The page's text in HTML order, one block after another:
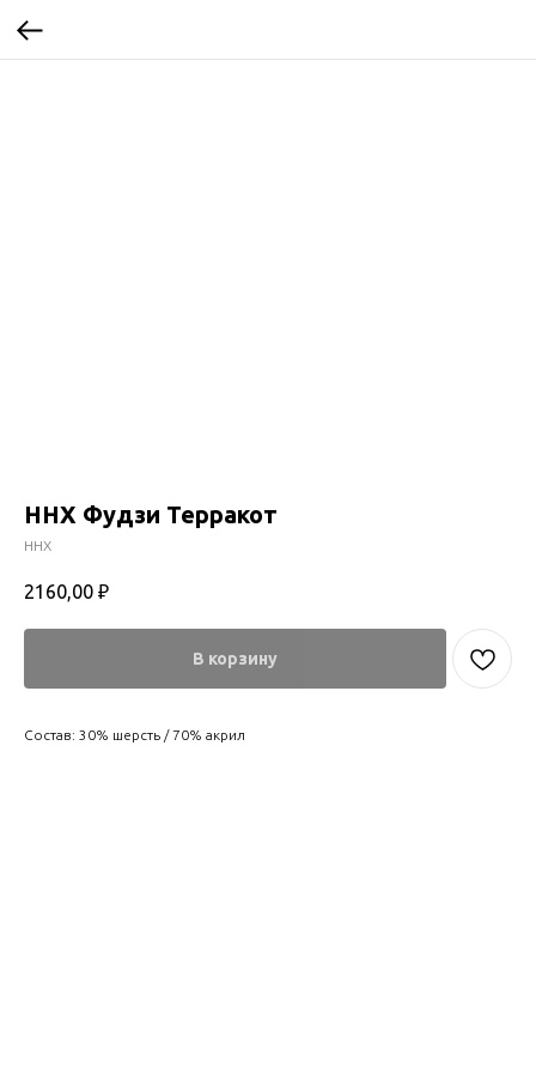
ННХ Фудзи Терракот
ННХ
2160,00 ₽
В корзину
Состав: 30% шерсть / 70% акрил